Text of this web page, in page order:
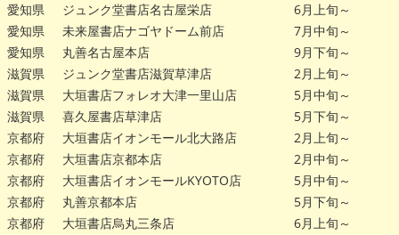
愛知県
ジュンク堂書店名古屋栄店
6月上旬～
愛知県
未来屋書店ナゴヤドーム前店
7月中旬～
愛知県
丸善名古屋本店
9月下旬～
滋賀県
ジュンク堂書店滋賀草津店
2月上旬～
滋賀県
大垣書店フォレオ大津一里山店
5月中旬～
滋賀県
喜久屋書店草津店
5月下旬～
京都府
大垣書店イオンモール北大路店
2月上旬～
京都府
大垣書店京都本店
2月中旬～
京都府
大垣書店イオンモールKYOTO店
5月中旬～
京都府
丸善京都本店
5月下旬～
京都府
大垣書店烏丸三条店
6月上旬～